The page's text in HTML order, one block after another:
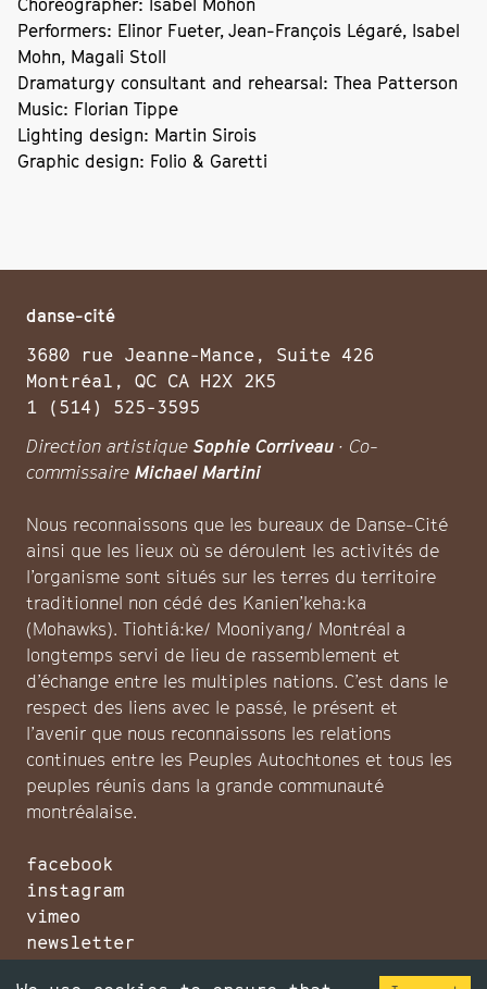
Choreographer: Isabel Mohon
Performers: Elinor Fueter, Jean-François Légaré, Isabel
Mohn, Magali Stoll
Dramaturgy consultant and rehearsal: Thea Patterson
Music: Florian Tippe
Lighting design: Martin Sirois
Graphic design: Folio & Garetti
danse-cité
3680 rue Jeanne-Mance, Suite 426
Montréal, QC CA H2X 2K5
1 (514) 525-3595
Direction artistique Sophie Corriveau · Co-
commissaire Michael Martini
Nous reconnaissons que les bureaux de Danse-Cité
ainsi que les lieux où se déroulent les activités de
l’organisme sont situés sur les terres du territoire
traditionnel non cédé des Kanien’keha:ka
(Mohawks). Tiohtiá:ke/ Mooniyang/ Montréal a
longtemps servi de lieu de rassemblement et
d’échange entre les multiples nations. C’est dans le
respect des liens avec le passé, le présent et
l’avenir que nous reconnaissons les relations
continues entre les Peuples Autochtones et tous les
peuples réunis dans la grande communauté
montréalaise.
facebook
instagram
vimeo
newsletter